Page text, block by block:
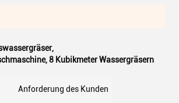
,
,8 Kubikmeter Wassergräsern
Anforderung des Kunden